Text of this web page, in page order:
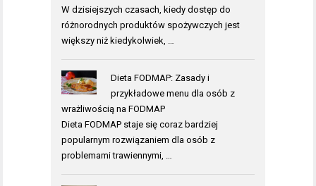
W dzisiejszych czasach, kiedy dostęp do
różnorodnych produktów spożywczych jest
większy niż kiedykolwiek, …
Dieta FODMAP: Zasady i
przykładowe menu dla osób z
wrażliwością na FODMAP
Dieta FODMAP staje się coraz bardziej
popularnym rozwiązaniem dla osób z
problemami trawiennymi, …